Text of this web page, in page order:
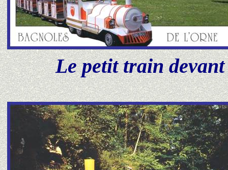
Le petit train